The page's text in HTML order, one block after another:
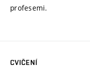
profesemi.
CVIČENÍ